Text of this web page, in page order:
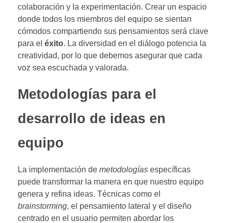
colaboración y la experimentación. Crear un espacio
donde todos los miembros del equipo se sientan
cómodos compartiendo sus pensamientos será clave
para el éxito. La diversidad en el diálogo potencia la
creatividad, por lo que debemos asegurar que cada
voz sea escuchada y valorada.
Metodologías para el
desarrollo de ideas en
equipo
La implementación de metodologías específicas
puede transformar la manera en que nuestro equipo
genera y refina ideas. Técnicas como el
brainstorming, el pensamiento lateral y el diseño
centrado en el usuario permiten abordar los